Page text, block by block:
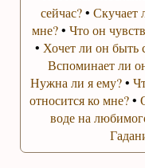
сейчас?•Скучает
мне?• Что он
• Хочет ли он быть
Вспоминает ли
Нужна ли я ему?•
относится ко мне?•
воде на